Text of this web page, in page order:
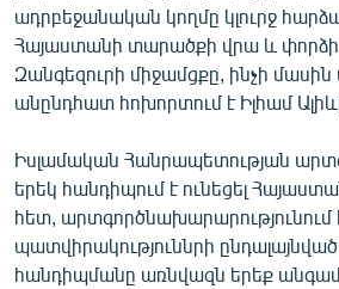
«Ազատության» բոլոր կայքերը
ադրբեջանական կողմը կլուրջ
Հայաստանի տարածքի վրա և փորձի
Զանգեզուրի միջամցքը, ինչի մասին
անընդհատ հոխորտում է Իլհամ
Իսլամական Հանրապետության
երեկ հանդիպում է ունեցել
հետ,
պատվիրակություննրի
հանդիպմանը առնվազն երեք անգամ